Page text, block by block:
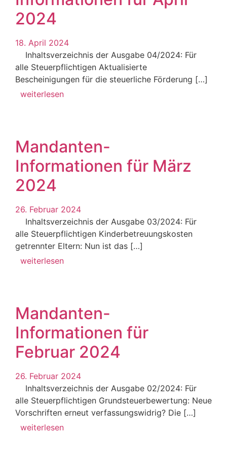
2024
18. April 2024
Inhaltsverzeichnis der Ausgabe 04/2024: Für
alle Steuerpflichtigen Aktualisierte
Bescheinigungen für die steuerliche Förderung […]
weiterlesen
Mandanten-
Informationen für März
2024
26. Februar 2024
Inhaltsverzeichnis der Ausgabe 03/2024: Für
alle Steuerpflichtigen Kinderbetreuungskosten
getrennter Eltern: Nun ist das […]
weiterlesen
Mandanten-
Informationen für
Februar 2024
26. Februar 2024
Inhaltsverzeichnis der Ausgabe 02/2024: Für
alle Steuerpflichtigen Grundsteuerbewertung: Neue
Vorschriften erneut verfassungswidrig? Die […]
weiterlesen